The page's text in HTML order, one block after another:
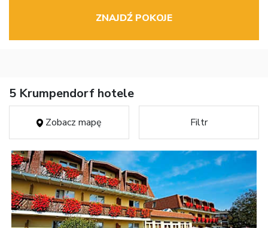
ZNAJDŹ POKOJE
5 Krumpendorf hotele
Zobacz mapę Filtr